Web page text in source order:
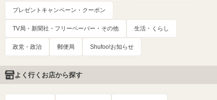
プレゼントキャンペーン・クーポン
TV局・新聞社・フリーペーパー・その他 生活・くらし
政党・政治 郵便局 Shufoo!お知らせ
よく行くお店から探す